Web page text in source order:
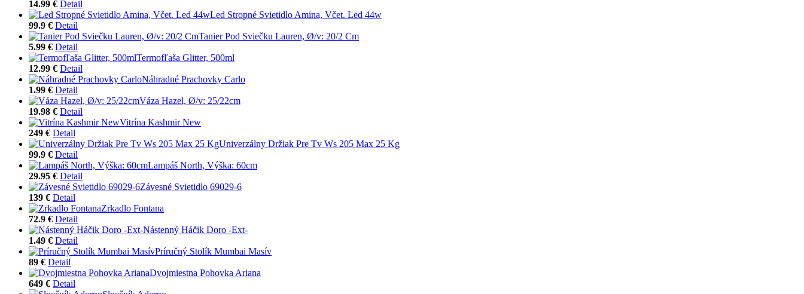
14.99 € Detail
Led Stropné Svietidlo Amina, Včet. Led 44w
99.9 € Detail
Tanier Pod Sviečku Lauren, Ø/v: 20/2 Cm
5.99 € Detail
Termofľaša Glitter, 500ml
12.99 € Detail
Náhradné Prachovky Carlo
1.99 € Detail
Váza Hazel, Ø/v: 25/22cm
19.98 € Detail
Vitrína Kashmir New
249 € Detail
Univerzálny Držiak Pre Tv Ws 205 Max 25 Kg
99.9 € Detail
Lampáš North, Výška: 60cm
29.95 € Detail
Závesné Svietidlo 69029-6
139 € Detail
Zrkadlo Fontana
72.9 € Detail
Nástenný Háčik Doro -Ext-
1.49 € Detail
Príručný Stolík Mumbai Masív
89 € Detail
Dvojmiestna Pohovka Ariana
649 € Detail